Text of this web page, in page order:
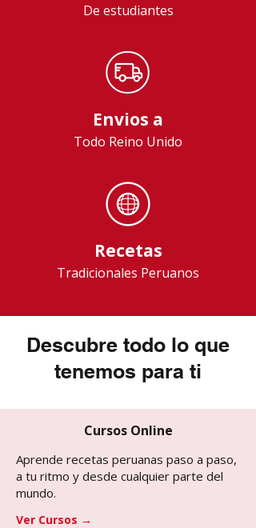
De estudiantes
Envios a
Todo Reino Unido
Recetas
Tradicionales Peruanos
Descubre todo lo que
tenemos para ti
Cursos Online
Aprende recetas peruanas paso a paso,
a tu ritmo y desde cualquier parte del
mundo.
Ver Cursos →